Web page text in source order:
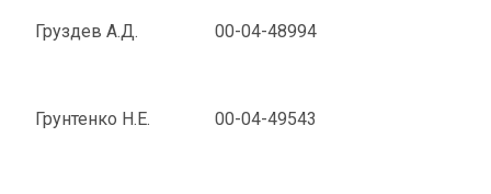
Груздев А.Д. 00-04-48994
Грунтенко Н.Е. 00-04-49543